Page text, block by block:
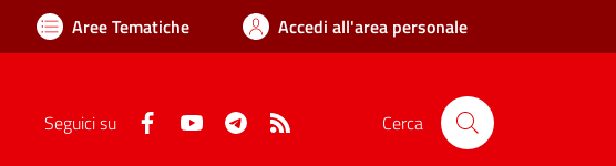
Aree Tematiche Accedi all'area personale
Seguici su FacebookYouTube Telegram Cerca